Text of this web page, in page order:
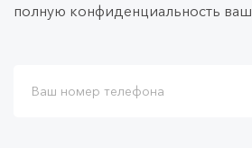
полную конфиденциальность